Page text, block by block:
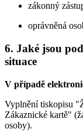
zákonný
oprávněná
6. Jaké jsou
situace
V případě
Vyplnění tiskopisu
Zákaznické kartě"
osoby).